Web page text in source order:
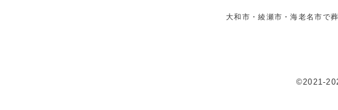
大和市・綾瀬市・海老名市で
©2021-